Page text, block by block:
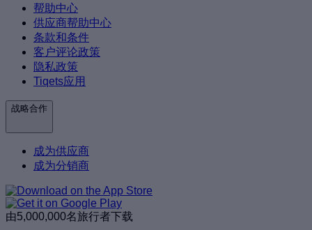
帮助中心
供应商帮助中心
条款和条件
客户评论政策
隐私政策
Tiqets应用
战略合作
成为供应商
成为分销商
由5,000,000名旅行者下载